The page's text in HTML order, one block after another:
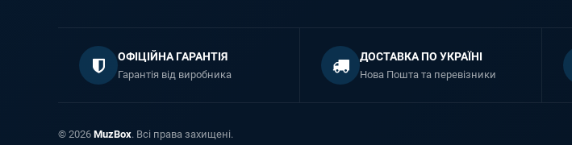
ОФІЦІЙНА ГАРАНТІЯ
Гарантія від виробника
ДОСТАВКА ПО УКРАЇНІ
Нова Пошта та перевізники
© 2026 MuzBox. Всі права захищені.